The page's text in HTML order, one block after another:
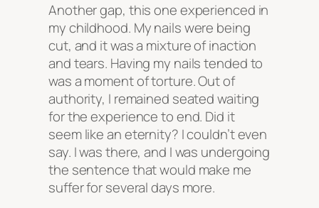
Another gap, this one experienced in
my childhood. My nails were being
cut, and it was a mixture of inaction
and tears. Having my nails tended to
was a moment of torture. Out of
authority, I remained seated waiting
for the experience to end. Did it
seem like an eternity? I couldn’t even
say. I was there, and I was undergoing
the sentence that would make me
suffer for several days more.